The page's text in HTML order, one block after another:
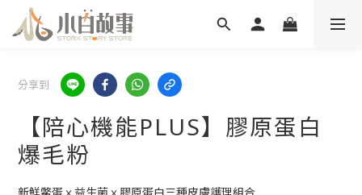
分享到
【陪心機能PLUS】膠原蛋白
爆毛粉